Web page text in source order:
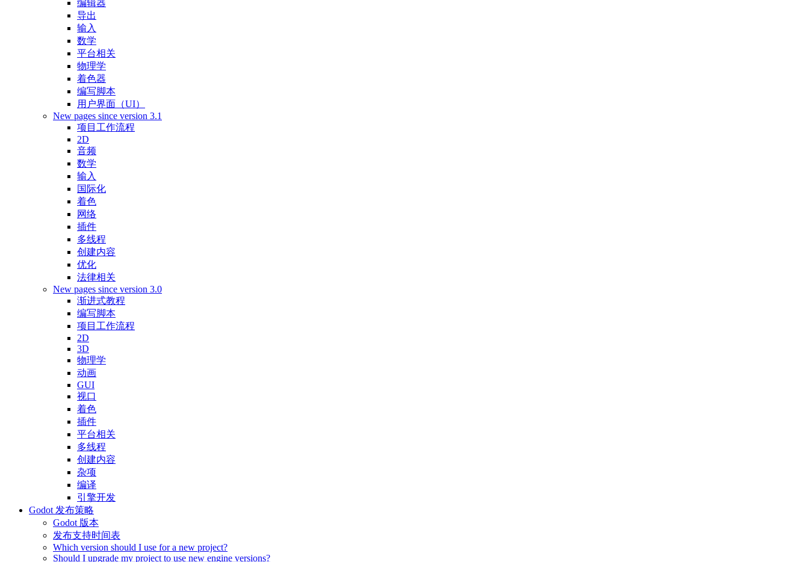
编辑器
导出
输入
数学
平台相关
物理学
着色器
编写脚本
用户界面（UI）
New pages since version 3.1
项目工作流程
2D
音频
数学
输入
国际化
着色
网络
插件
多线程
创建内容
优化
法律相关
New pages since version 3.0
渐进式教程
编写脚本
项目工作流程
2D
3D
物理学
动画
GUI
视口
着色
插件
平台相关
多线程
创建内容
杂项
编译
引擎开发
Godot 发布策略
Godot 版本
发布支持时间表
Which version should I use for a new project?
Should I upgrade my project to use new engine versions?